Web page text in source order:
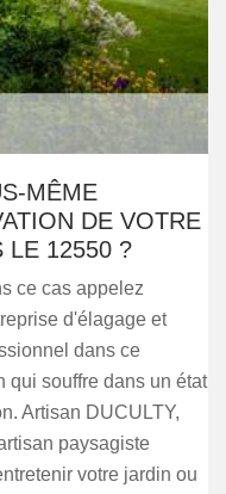
MÊME
DE VOTRE
LE 12550 ?
ce cas appelez
d'élagage et
dans ce
qui souffre dans un état
Artisan DUCULTY,
paysagiste
votre jardin ou